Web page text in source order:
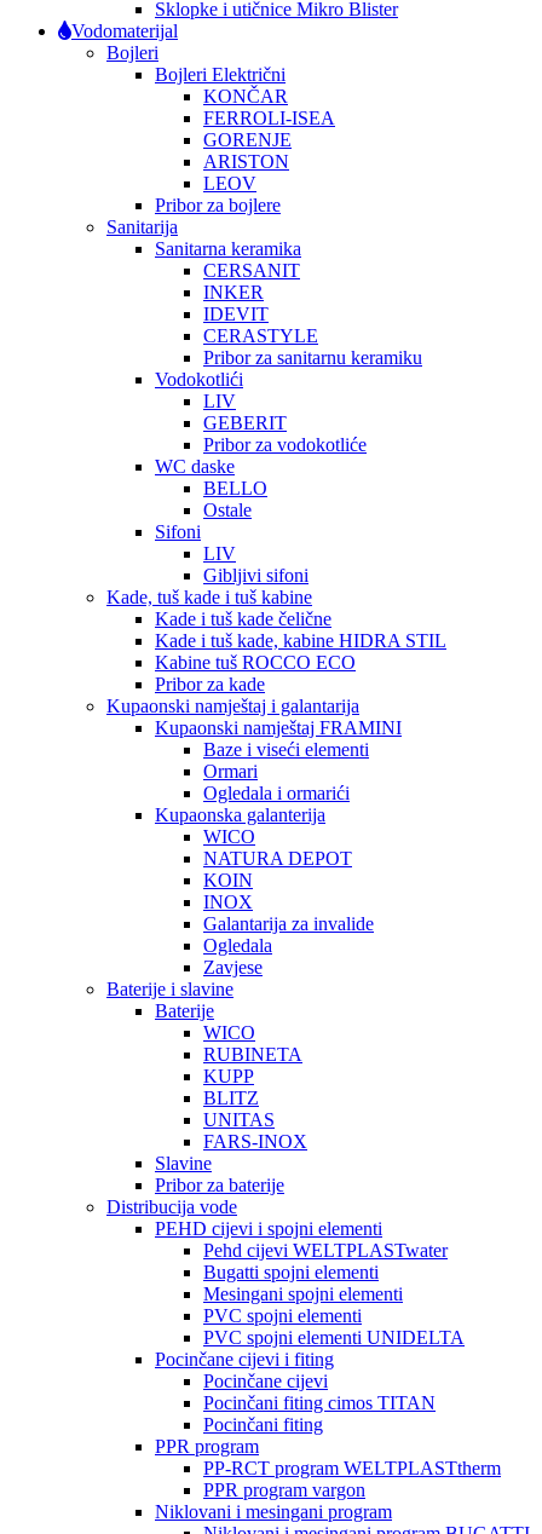
Sklopke i utičnice Mikro Blister
Vodomaterijal
Bojleri
Bojleri Električni
KONČAR
FERROLI-ISEA
GORENJE
ARISTON
LEOV
Pribor za bojlere
Sanitarija
Sanitarna keramika
CERSANIT
INKER
IDEVIT
CERASTYLE
Pribor za sanitarnu keramiku
Vodokotlići
LIV
GEBERIT
Pribor za vodokotliće
WC daske
BELLO
Ostale
Sifoni
LIV
Gibljivi sifoni
Kade, tuš kade i tuš kabine
Kade i tuš kade čelične
Kade i tuš kade, kabine HIDRA STIL
Kabine tuš ROCCO ECO
Pribor za kade
Kupaonski namještaj i galantarija
Kupaonski namještaj FRAMINI
Baze i viseći elementi
Ormari
Ogledala i ormarići
Kupaonska galanterija
WICO
NATURA DEPOT
KOIN
INOX
Galantarija za invalide
Ogledala
Zavjese
Baterije i slavine
Baterije
WICO
RUBINETA
KUPP
BLITZ
UNITAS
FARS-INOX
Slavine
Pribor za baterije
Distribucija vode
PEHD cijevi i spojni elementi
Pehd cijevi WELTPLASTwater
Bugatti spojni elementi
Mesingani spojni elementi
PVC spojni elementi
PVC spojni elementi UNIDELTA
Pocinčane cijevi i fiting
Pocinčane cijevi
Pocinčani fiting cimos TITAN
Pocinčani fiting
PPR program
PP-RCT program WELTPLASTtherm
PPR program vargon
Niklovani i mesingani program